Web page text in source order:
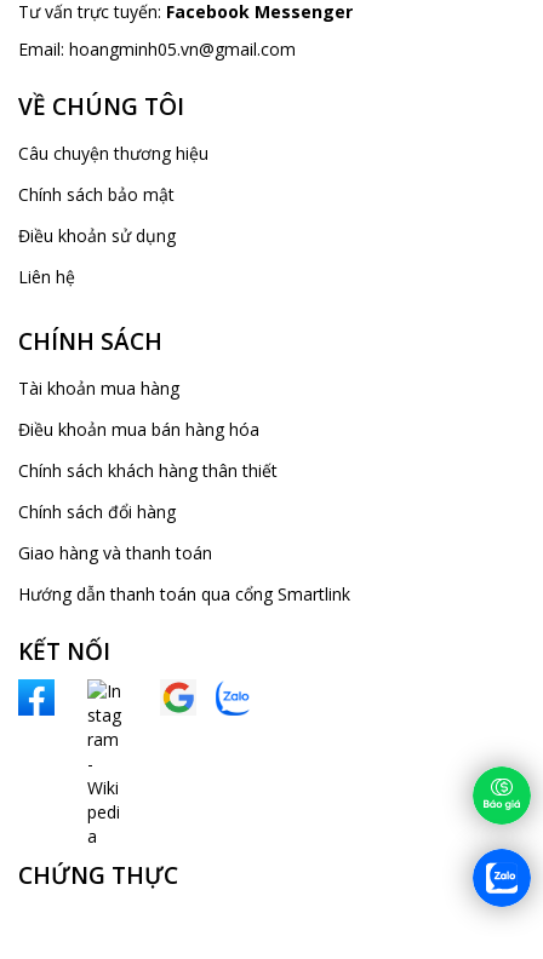
Tư vấn trực tuyến: Facebook Messenger
Email: hoangminh05.vn@gmail.com
VỀ CHÚNG TÔI
Câu chuyện thương hiệu
Chính sách bảo mật
Điều khoản sử dụng
Liên hệ
CHÍNH SÁCH
Tài khoản mua hàng
Điều khoản mua bán hàng hóa
Chính sách khách hàng thân thiết
Chính sách đổi hàng
Giao hàng và thanh toán
Hướng dẫn thanh toán qua cổng Smartlink
KẾT NỐI
CHỨNG THỰC